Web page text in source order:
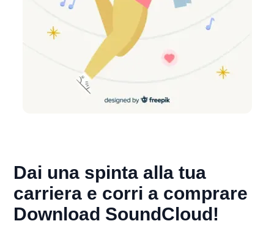
Dai una spinta alla tua
carriera e corri a comprare
Download SoundCloud!